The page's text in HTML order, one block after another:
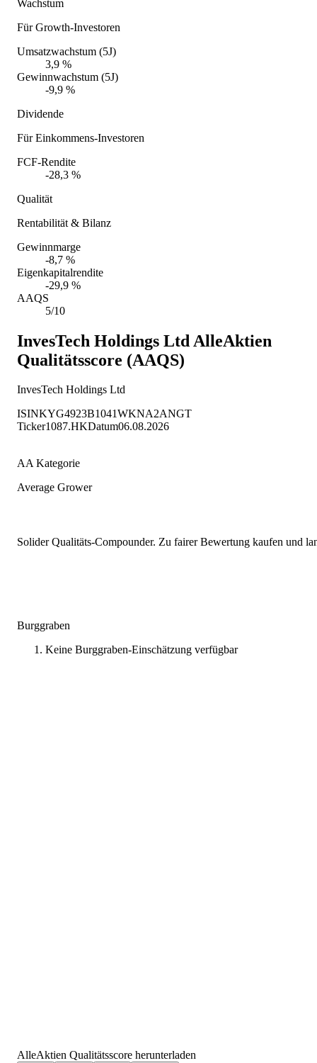
Wachstum
Für Growth-Investoren
Umsatzwachstum (5J)
3,9 %
Gewinnwachstum (5J)
-9,9 %
Dividende
Für Einkommens-Investoren
FCF-Rendite
-28,3 %
Qualität
Rentabilität & Bilanz
Gewinnmarge
-8,7 %
Eigenkapitalrendite
-29,9 %
AAQS
5/10
InvesTech Holdings Ltd AlleAktien
Qualitätsscore (AAQS)
InvesTech Holdings Ltd
ISINKYG4923B1041WKNA2ANGT
Ticker1087.HKDatum06.08.2026
AA Kategorie
Average Grower
Solider Qualitäts-Compounder. Zu fairer Bewertung kaufen und
Burggraben
Keine Burggraben-Einschätzung verfügbar
AlleAktien Qualitätsscore herunterladen